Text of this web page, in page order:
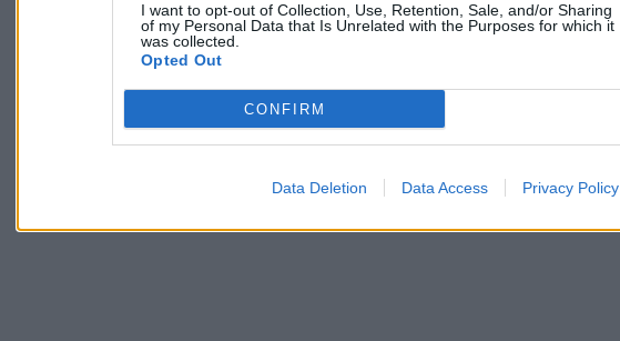
I want to opt-out of Collection, Use, Retention, Sale, and/or Sharing
of my Personal Data that Is Unrelated with the Purposes for which it
was collected.
Opted Out
CONFIRM
Data Deletion Data Access Privacy Policy